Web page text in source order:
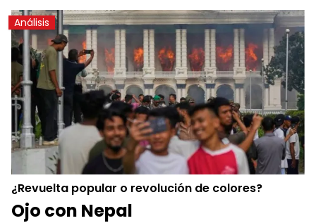
Análisis
¿Revuelta popular o revolución de colores?
Ojo con Nepal